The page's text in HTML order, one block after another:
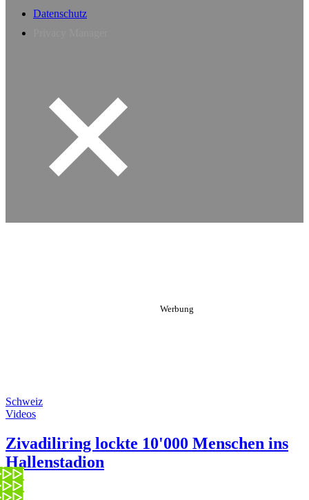
Datenschutz
Schweiz
Videos
Zivadiliring lockte 10'000 Menschen ins
Hallenstadion